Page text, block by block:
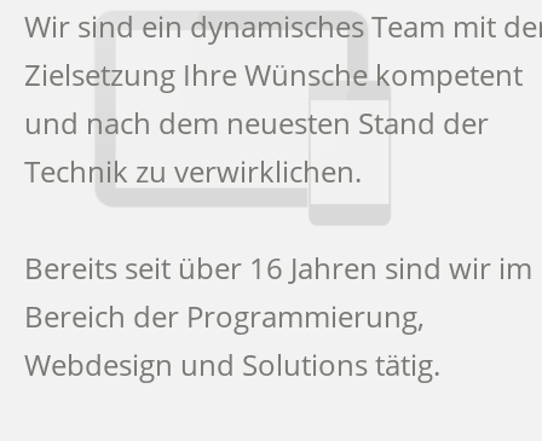
Wir sind ein dynamisches Team mit
Zielsetzung Ihre Wünsche kompetent
und nach dem neuesten Stand der
Technik zu verwirklichen.
Bereits seit über 16 Jahren sind wir im
Bereich der Programmierung,
Webdesign und Solutions tätig.